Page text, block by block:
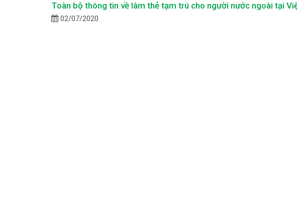
Toàn bộ thông tin về làm thẻ tạm trú cho người nước ngoài tại
02/07/2020